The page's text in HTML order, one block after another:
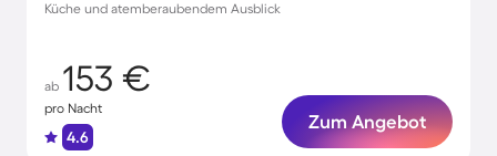
Küche und atemberaubendem Ausblick
ab 153 €
pro Nacht
4.6
Zum Angebot